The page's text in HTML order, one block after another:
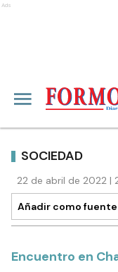
Ads
SOCIEDAD
22 de abril de 2022 |
Añadir como fuente
Encuentro en